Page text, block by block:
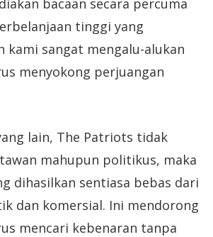
bacaan secara percuma
tinggi yang
kami sangat mengalu-alukan
menyokong perjuangan
lain, The Patriots tidak
mahupun politikus, maka
dihasilkan sentiasa bebas dari
dan komersial. Ini mendorong
mencari kebenaran tanpa